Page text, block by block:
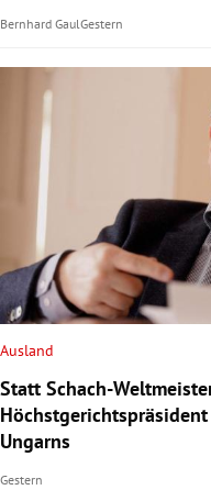
Bernhard GaulGestern
Ausland
Statt Schach-
Ungarns
Gestern